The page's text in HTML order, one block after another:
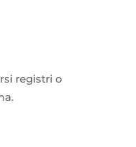
registri o